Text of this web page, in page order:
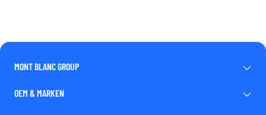
MONT BLANC GROUP
OEM & MARKEN